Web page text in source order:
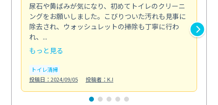
尿石や黄ばみが気になり、初めてトイレのクリーニ
ングをお願いしました。こびりついた汚れも見事に
除去され、ウォッシュレットの掃除も丁寧に行わ
れ、...
もっと見る
トイレ清掃
投稿日：2024/09/05
投稿者：K.I